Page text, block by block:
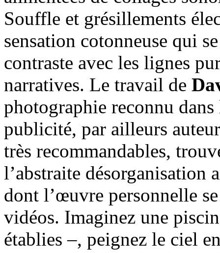
Souffle et grésillements
sensation cotonneuse qui
contraste avec les lignes
narratives. Le travail de
photographie reconnu
publicité, par ailleurs
très recommandables,
l’abstraite désorganisation
dont l’œuvre personnelle
vidéos. Imaginez une
établies –, peignez le ciel